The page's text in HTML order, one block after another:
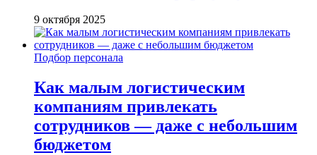
9 октября 2025
Подбор персонала
Как малым логистическим
компаниям привлекать
сотрудников — даже с небольшим
бюджетом